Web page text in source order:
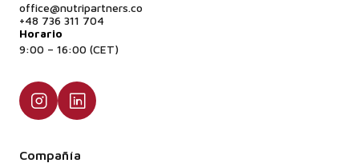
office@nutripartners.co
+48 736 311 704
Horario
9:00 – 16:00 (CET)
Compañía